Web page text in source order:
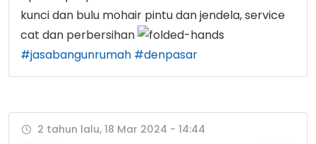
kunci dan bulu mohair pintu dan jendela, service
cat dan perbersihan
#jasabangunrumah #denpasar
2 tahun lalu, 18 Mar 2024 - 14:44